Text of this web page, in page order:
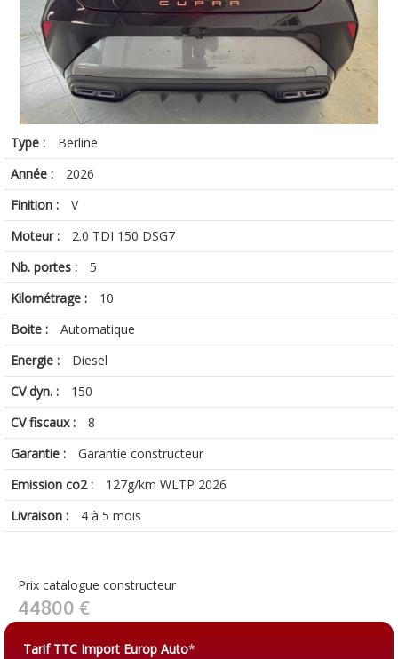
Type :
Berline
Année :
2026
Finition :
V
Moteur :
2.0 TDI 150 DSG7
Nb. portes :
5
Kilométrage :
10
Boite :
Automatique
Energie :
Diesel
CV dyn. :
150
CV fiscaux :
8
Garantie :
Garantie constructeur
Emission co2 :
127g/km WLTP 2026
Livraison :
4 à 5 mois
Prix catalogue constructeur
44800 €
Tarif TTC Import Europ Auto*